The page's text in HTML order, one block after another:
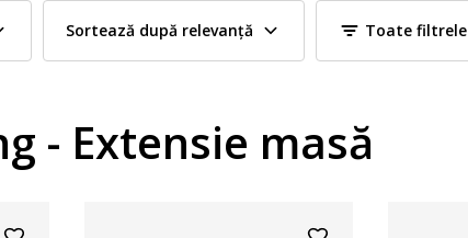
Sortează după relevanță Toate filtrele
- Extensie masă